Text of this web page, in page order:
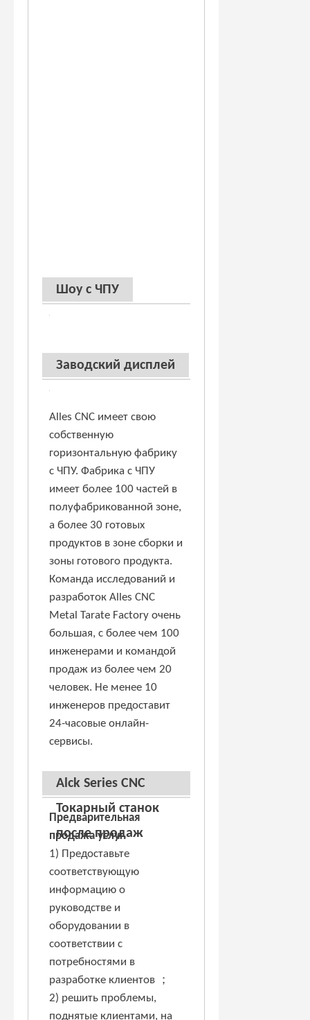
Шоу с ЧПУ
Заводский дисплей
Alles CNC имеет свою
собственную
горизонтальную фабрику
с ЧПУ. Фабрика с ЧПУ
имеет более 100 частей в
полуфабрикованной зоне,
а более 30 готовых
продуктов в зоне сборки и
зоны готового продукта.
Команда исследований и
разработок Alles CNC
Metal Tarate Factory очень
большая, с более чем 100
инженерами и командой
продаж из более чем 20
человек. Не менее 10
инженеров предоставит
24-часовые онлайн-
сервисы.
Alck Series CNC
Токарный станок
после продаж
Предварительная
продажа услуг
1) Предоставьте
соответствующую
информацию о
руководстве и
оборудовании в
соответствии с
потребностями в
разработке клиентов ；
2) решить проблемы,
поднятые клиентами, на